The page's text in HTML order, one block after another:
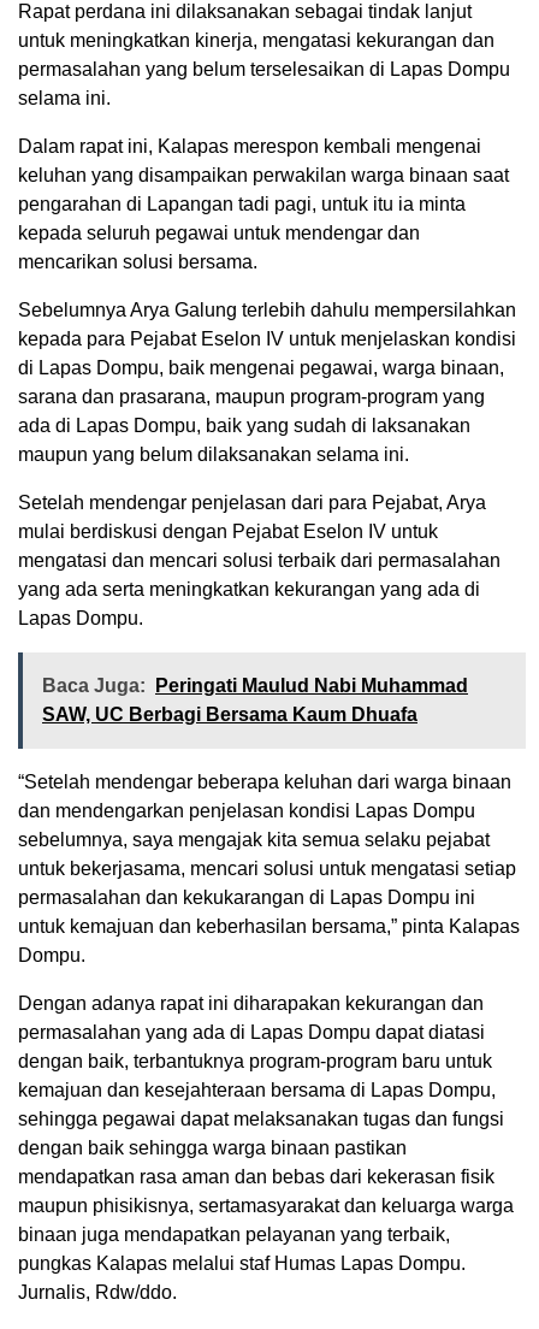
Rapat perdana ini dilaksanakan sebagai tindak lanjut
untuk meningkatkan kinerja, mengatasi kekurangan dan
permasalahan yang belum terselesaikan di Lapas Dompu
selama ini.
Dalam rapat ini, Kalapas merespon kembali mengenai
keluhan yang disampaikan perwakilan warga binaan saat
pengarahan di Lapangan tadi pagi, untuk itu ia minta
kepada seluruh pegawai untuk mendengar dan
mencarikan solusi bersama.
Sebelumnya Arya Galung terlebih dahulu mempersilahkan
kepada para Pejabat Eselon IV untuk menjelaskan kondisi
di Lapas Dompu, baik mengenai pegawai, warga binaan,
sarana dan prasarana, maupun program-program yang
ada di Lapas Dompu, baik yang sudah di laksanakan
maupun yang belum dilaksanakan selama ini.
Setelah mendengar penjelasan dari para Pejabat, Arya
mulai berdiskusi dengan Pejabat Eselon IV untuk
mengatasi dan mencari solusi terbaik dari permasalahan
yang ada serta meningkatkan kekurangan yang ada di
Lapas Dompu.
Baca Juga:
Peringati Maulud Nabi Muhammad
SAW, UC Berbagi Bersama Kaum Dhuafa
“Setelah mendengar beberapa keluhan dari warga binaan
dan mendengarkan penjelasan kondisi Lapas Dompu
sebelumnya, saya mengajak kita semua selaku pejabat
untuk bekerjasama, mencari solusi untuk mengatasi setiap
permasalahan dan kekukarangan di Lapas Dompu ini
untuk kemajuan dan keberhasilan bersama,” pinta Kalapas
Dompu.
Dengan adanya rapat ini diharapakan kekurangan dan
permasalahan yang ada di Lapas Dompu dapat diatasi
dengan baik, terbantuknya program-program baru untuk
kemajuan dan kesejahteraan bersama di Lapas Dompu,
sehingga pegawai dapat melaksanakan tugas dan fungsi
dengan baik sehingga warga binaan pastikan
mendapatkan rasa aman dan bebas dari kekerasan fisik
maupun phisikisnya, sertamasyarakat dan keluarga warga
binaan juga mendapatkan pelayanan yang terbaik,
pungkas Kalapas melalui staf Humas Lapas Dompu.
Jurnalis, Rdw/ddo.